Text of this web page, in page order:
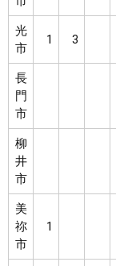
光
市
1 3
長
門
市
柳
井
市
美
祢
市
1